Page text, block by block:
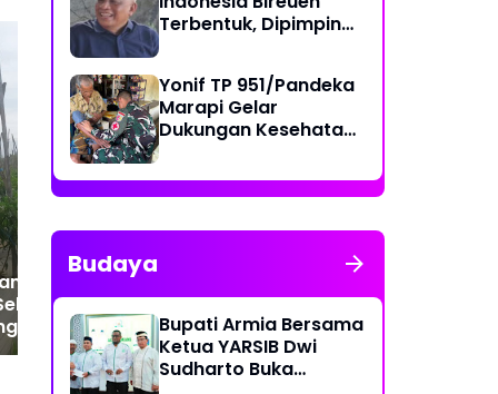
Cabai
Babinsa
Petani
Hama
Polres Lhokseumawe
Tangkap Ayah Kandung
Diduga Pelaku Kekerasan
Seksual Anak
Terbentuk, Dipimpin
Yonif TP 951/Pandeka
Marapi Gelar
Dukungan Kesehatan
Masyarakat
Budaya
Bupati Armia Bersama
Ketua YARSIB Dwi
Sudharto Buka